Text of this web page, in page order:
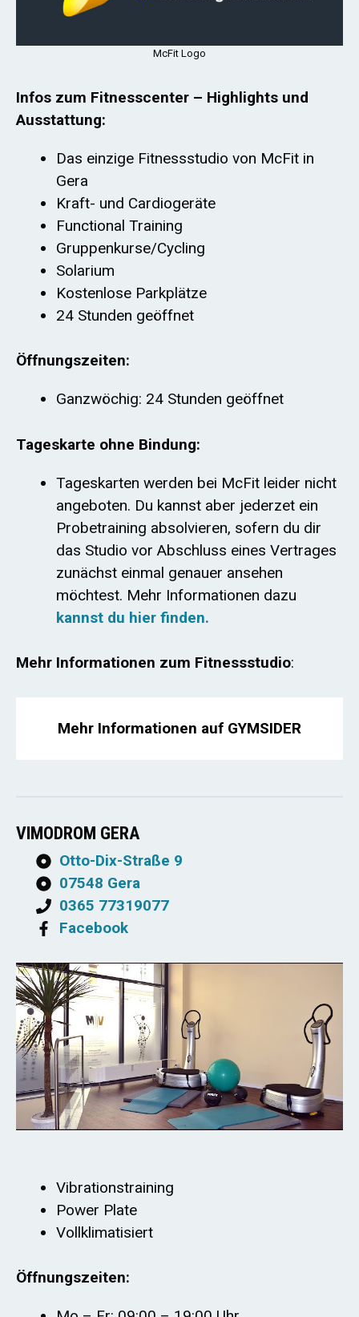
McFit Logo
Infos zum Fitnesscenter – Highlights und
Ausstattung:
Das einzige Fitnessstudio von McFit in
Gera
Kraft- und Cardiogeräte
Functional Training
Gruppenkurse/Cycling
Solarium
Kostenlose Parkplätze
24 Stunden geöffnet
Öffnungszeiten:
Ganzwöchig: 24 Stunden geöffnet
Tageskarte ohne Bindung:
Tageskarten werden bei McFit leider nicht
angeboten. Du kannst aber jederzet ein
Probetraining absolvieren, sofern du dir
das Studio vor Abschluss eines Vertrages
zunächst einmal genauer ansehen
möchtest. Mehr Informationen dazu
kannst du hier finden.
Mehr Informationen zum Fitnessstudio:
Mehr Informationen auf GYMSIDER
VIMODROM GERA
Otto-Dix-Straße 9
07548 Gera
0365 77319077
Facebook
Vibrationstraining
Power Plate
Vollklimatisiert
Öffnungszeiten: